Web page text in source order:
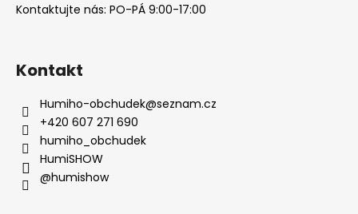
Kontaktujte nás: PO-PÁ 9:00-17:00
Kontakt
Humiho-obchudek@seznam.cz
+420 607 271 690
humiho_obchudek
HumiSHOW
@humishow